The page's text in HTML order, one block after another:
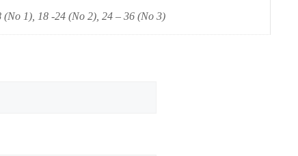
(No 1), 18 -24 (No 2), 24 – 36 (No 3)